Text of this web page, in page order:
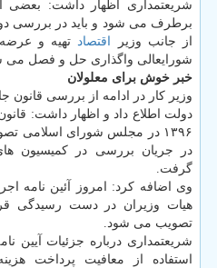
شریعتمداری اظهار داشت: بعضی
برطرف می شود و باید در بررسی
از جانب وزیر
اقتصادتهیه و
شورایعالی واگذاری حل و فصل می
خبر خوش برای معلولان
وزیر كار در ادامه از بررسی قانون
دولت اطلاع داد و اظهار داشت:
در جریان بررسی در كمیسیون
گرفت.
هیات وزیران در دست رسیدگی
تصویب می شود.
استفاده از معافیت پرداخت